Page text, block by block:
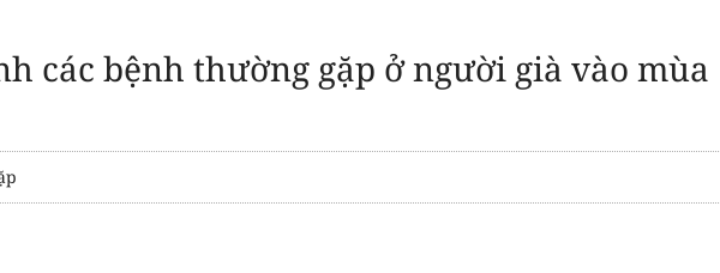
các bệnh thường gặp ở người già vào mùa